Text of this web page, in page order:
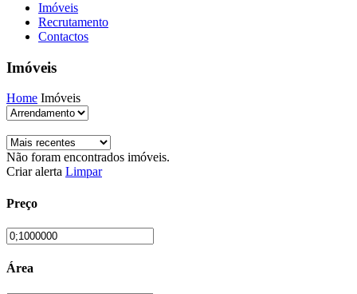
Imóveis
Recrutamento
Contactos
Imóveis
Home Imóveis
Não foram encontrados imóveis.
Criar alerta Limpar
Preço
Área